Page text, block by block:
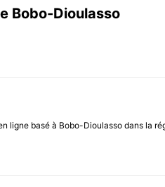
Bobo-Dioulasso
ligne basé à Bobo-Dioulasso dans la